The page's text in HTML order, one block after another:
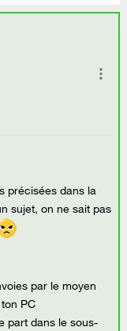
précisées dans la
sujet, on ne sait pas
par le moyen
PC
part dans le sous-